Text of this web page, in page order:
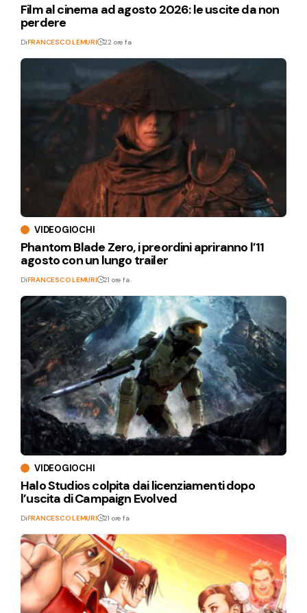
Film al cinema ad agosto 2026: le uscite da non
perdere
DiFRANCESCO LEMURI 22 ore fa
VIDEOGIOCHI
Phantom Blade Zero, i preordini apriranno l’11
agosto con un lungo trailer
DiFRANCESCO LEMURI 21 ore fa
VIDEOGIOCHI
Halo Studios colpita dai licenziamenti dopo
l’uscita di Campaign Evolved
DiFRANCESCO LEMURI 21 ore fa